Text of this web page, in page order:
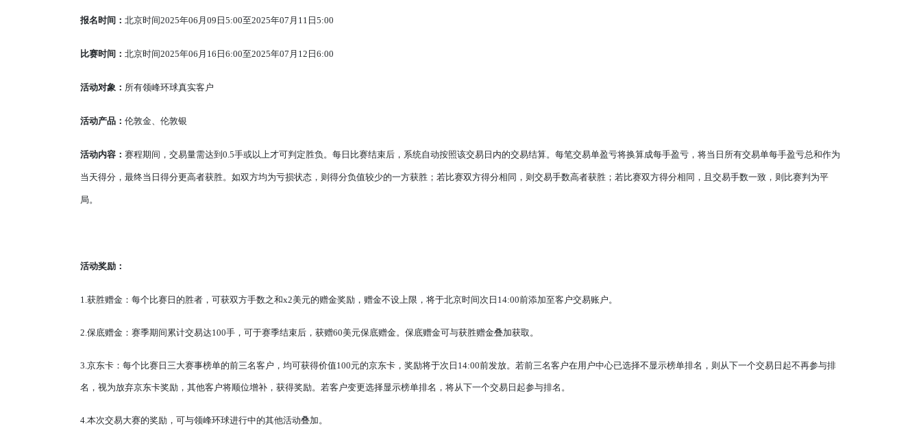
报名时间： 北京时间2025年06月09日5:00至2025年07月11日5:00
比赛时间： 北京时间2025年06月16日6:00至2025年07月12日6:00
活动对象： 所有领峰环球真实客户
活动产品： 伦敦金、伦敦银
活动内容： 赛程期间，交易量需达到0.5手或以上才可判定胜负。每日比赛结束后，系统自动按照该交易日内的交易结算。每笔交易单盈亏将换算成每手盈亏，将当日所有交易单每手盈亏总和作为
当天得分，最终当日得分更高者获胜。如双方均为亏损状态，则得分负值较少的一方获胜；若比赛双方得分相同，则交易手数高者获胜；若比赛双方得分相同，且交易手数一致，则比赛判为平
局。
活动奖励：
1.获胜赠金：每个比赛日的胜者，可获双方手数之和x2美元的赠金奖励，赠金不设上限，将于北京时间次日14:00前添加至客户交易账户。
2.保底赠金：赛季期间累计交易达100手，可于赛季结束后，获赠60美元保底赠金。保底赠金可与获胜赠金叠加获取。
3.京东卡：每个比赛日三大赛事榜单的前三名客户，均可获得价值100元的京东卡，奖励将于次日14:00前发放。若前三名客户在用户中心已选择不显示榜单排名，则从下一个交易日起不再参与排
名，视为放弃京东卡奖励，其他客户将顺位增补，获得奖励。若客户变更选择显示榜单排名，将从下一个交易日起参与排名。
4.本次交易大赛的奖励，可与领峰环球进行中的其他活动叠加。